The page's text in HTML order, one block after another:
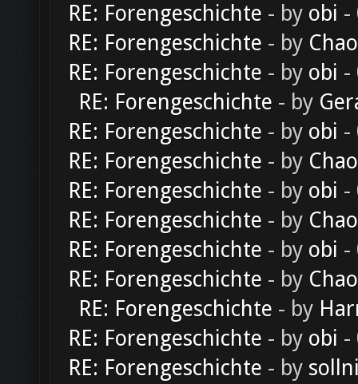
RE: Forengeschichte - by obi -
RE: Forengeschichte - by
RE: Forengeschichte - by obi -
RE: Forengeschichte - by
RE: Forengeschichte - by obi -
RE: Forengeschichte - by
RE: Forengeschichte - by obi -
RE: Forengeschichte - by
RE: Forengeschichte - by obi -
RE: Forengeschichte - by
RE: Forengeschichte - by
RE: Forengeschichte - by obi -
RE: Forengeschichte - by